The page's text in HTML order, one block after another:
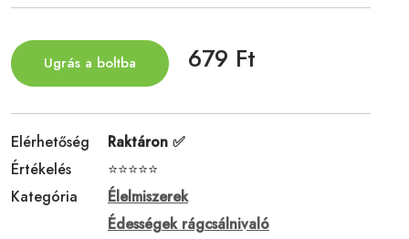
Ugrás a boltba 679 Ft
Elérhetőség
Raktáron ✅
Értékelés
⭐⭐⭐⭐⭐
Kategória
Élelmiszerek
Édességek rágcsálnivaló